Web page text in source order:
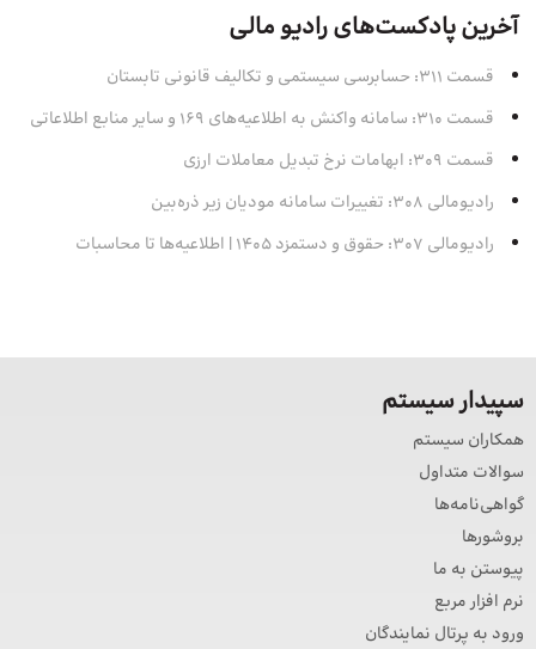
آخرین پادکست‌های رادیو مالی
قسمت 311: حسابرسی سیستمی و تکالیف قانونی تابستان
قسمت 310: سامانه واکنش به اطلاعیه‌های 169 و سایر منابع اطلاعاتی
قسمت 309: ابهامات نرخ تبدیل معاملات ارزی
رادیومالی 308: تغییرات سامانه مودیان زیر ذره‌بین
رادیومالی 307: حقوق و دستمزد 1405 | اطلاعیه‌ها تا محاسبات
سپیدار سیستم
همکاران سیستم
سوالات متداول
گواهی‌نامه‌ها
بروشورها
پیوستن به ما
نرم افزار مربع
ورود به پرتال نمایندگان